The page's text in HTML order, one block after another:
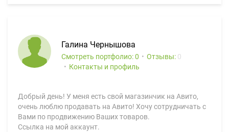
Галина Чернышова
Смотреть портфолио: 0 Отзывы: 0
Контакты и профиль
Добрый день! У меня есть свой магазинчик на Авито,
очень люблю продавать на Авито! Хочу сотрудничать с
Вами по продвижению Ваших товаров.
Ссылка на мой аккаунт.